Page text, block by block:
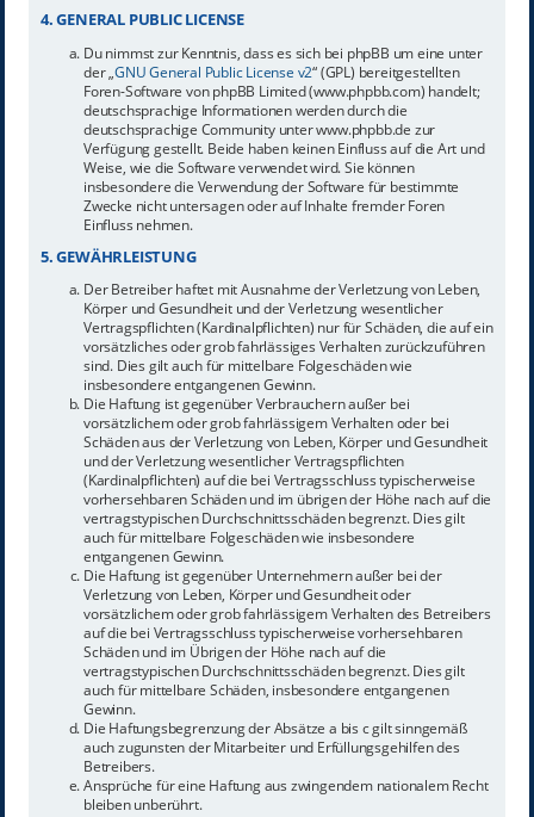
4. GENERAL PUBLIC LICENSE
Du nimmst zur Kenntnis, dass es sich bei phpBB um eine unter
der „GNU General Public License v2“ (GPL) bereitgestellten
Foren-Software von phpBB Limited (www.phpbb.com) handelt;
deutschsprachige Informationen werden durch die
deutschsprachige Community unter www.phpbb.de zur
Verfügung gestellt. Beide haben keinen Einfluss auf die Art und
Weise, wie die Software verwendet wird. Sie können
insbesondere die Verwendung der Software für bestimmte
Zwecke nicht untersagen oder auf Inhalte fremder Foren
Einfluss nehmen.
5. GEWÄHRLEISTUNG
Der Betreiber haftet mit Ausnahme der Verletzung von Leben,
Körper und Gesundheit und der Verletzung wesentlicher
Vertragspflichten (Kardinalpflichten) nur für Schäden, die auf ein
vorsätzliches oder grob fahrlässiges Verhalten zurückzuführen
sind. Dies gilt auch für mittelbare Folgeschäden wie
insbesondere entgangenen Gewinn.
Die Haftung ist gegenüber Verbrauchern außer bei
vorsätzlichem oder grob fahrlässigem Verhalten oder bei
Schäden aus der Verletzung von Leben, Körper und Gesundheit
und der Verletzung wesentlicher Vertragspflichten
(Kardinalpflichten) auf die bei Vertragsschluss typischerweise
vorhersehbaren Schäden und im übrigen der Höhe nach auf die
vertragstypischen Durchschnittsschäden begrenzt. Dies gilt
auch für mittelbare Folgeschäden wie insbesondere
entgangenen Gewinn.
Die Haftung ist gegenüber Unternehmern außer bei der
Verletzung von Leben, Körper und Gesundheit oder
vorsätzlichem oder grob fahrlässigem Verhalten des Betreibers
auf die bei Vertragsschluss typischerweise vorhersehbaren
Schäden und im Übrigen der Höhe nach auf die
vertragstypischen Durchschnittsschäden begrenzt. Dies gilt
auch für mittelbare Schäden, insbesondere entgangenen
Gewinn.
Die Haftungsbegrenzung der Absätze a bis c gilt sinngemäß
auch zugunsten der Mitarbeiter und Erfüllungsgehilfen des
Betreibers.
Ansprüche für eine Haftung aus zwingendem nationalem Recht
bleiben unberührt.